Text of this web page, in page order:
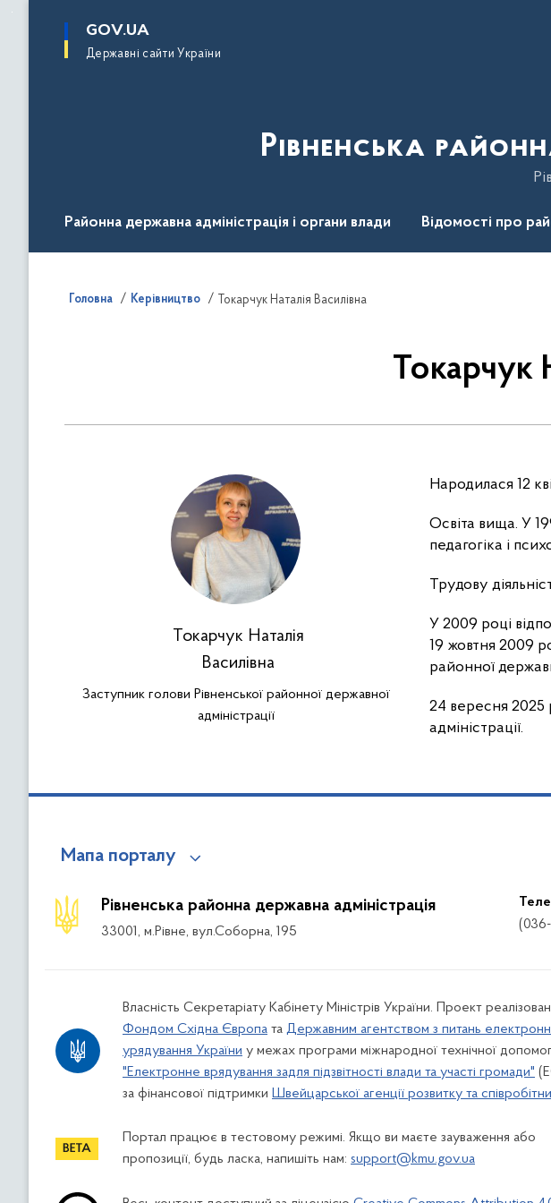
основного
GOV.UA
Державні сайти України
Рівненська
Районна державна адміністрація і органи влади Відомості про
Головна Керівництво Токарчук Наталія Василівна
Токарчук
Токарчук Наталія
Василівна
Заступник голови Рівненської районної державної
адміністрації
Народилася 12
Освіта вища. У
педагогіка і
Трудову
У 2009 році
19 жовтня 2009
районної
24 вересня 2025
адміністрації.
Мапа порталу
Рівненська районна державна адміністрація
33001, м.Рівне, вул.Соборна, 195
Власність Секретаріату Кабінету Міністрів України. Проект
Фондом Східна Європа та Державним агентством з питань
урядування України у межах програми міжнародної технічної
"Електронне врядування задля підзвітності влади та участі громади"
за фінансової підтримки Швейцарської агенції розвитку та
Портал працює в тестовому режимі. Якщо ви маєте зауваження або
пропозиції, будь ласка, напишіть нам: support@kmu.gov.ua